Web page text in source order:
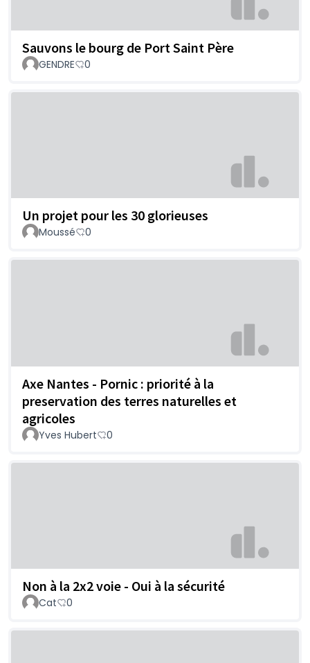
Sauvons le bourg de Port Saint Père
GENDRE 0
Un projet pour les 30 glorieuses
Moussé 0
Axe Nantes - Pornic : priorité à la
preservation des terres naturelles et
agricoles
Yves Hubert 0
Non à la 2x2 voie - Oui à la sécurité
Cat 0